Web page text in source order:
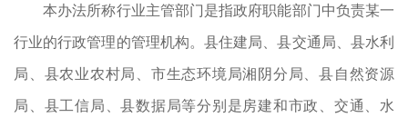
本办法所称行业主管部门是指政府职能部门中负责某一
行业的行政管理的管理机构。县住建局、县交通局、县水利
局、县农业农村局、市生态环境局湘阴分局、县自然资源
局、县工信局、县数据局等分别是房建和市政、交通、水